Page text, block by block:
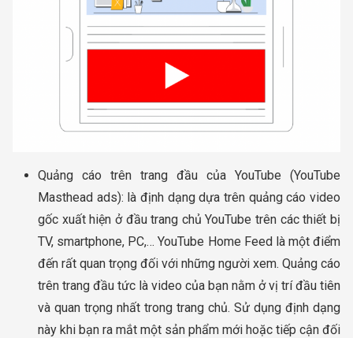
Quảng cáo trên trang đầu của YouTube (YouTube
Masthead ads): là định dạng dựa trên quảng cáo video
gốc xuất hiện ở đầu trang chủ YouTube trên các thiết bị
TV, smartphone, PC,… YouTube Home Feed là một điểm
đến rất quan trọng đối với những người xem. Quảng cáo
trên trang đầu tức là video của bạn nằm ở vị trí đầu tiên
và quan trọng nhất trong trang chủ. Sử dụng định dạng
này khi bạn ra mắt một sản phẩm mới hoặc tiếp cận đối